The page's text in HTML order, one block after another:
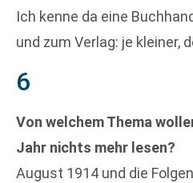
Ich kenne da eine
und zum Verlag: je kleiner,
6
Von welchem Thema
Jahr nichts mehr lesen?
August 1914 und die